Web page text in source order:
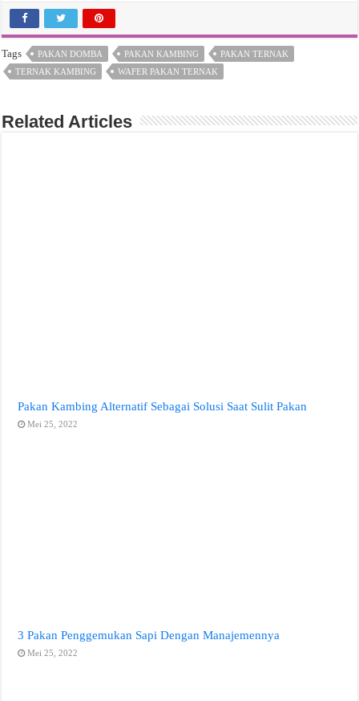
Tags PAKAN DOMBA PAKAN KAMBING
PAKAN TERNAK
TERNAK KAMBING
WAFER PAKAN TERNAK
Related Articles
Pakan Kambing Alternatif Sebagai Solusi Saat Sulit Pakan
Mei 25, 2022
3 Pakan Penggemukan Sapi Dengan Manajemennya
Mei 25, 2022